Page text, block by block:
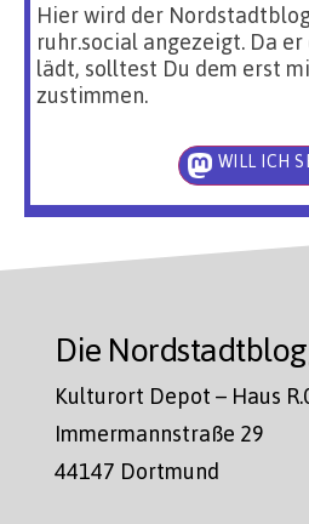
Hier wird der
ruhr.social angezeigt. Da
lädt, solltest Du dem erst
zustimmen.
WILL ICH
Die
Kulturort Depot – Haus
Immermannstraße 29
44147 Dortmund